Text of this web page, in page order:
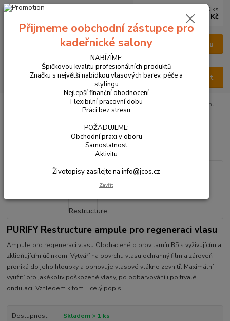
Menu
Hledat
0 ks
0 Kč
VŠECHNY PRODUKTY PURIFY - Restructure ampule 12x10 ml
PURIFY - Restructure ampule
PURIFY Restructure ampule pro regeneraci vlasu
Ampule pro regeneraci vlasu Obohacené o provitamín B5 s vyživujícím a
zklidňujícím účinkem. Vytváří na povrchu vlasu ochranný film a zároveň
proniká do jeho hloubky a obnovuje vlasové vlákno zevnitř. Maximální
využití pro jakékoliv poškozené vlasy, po odbarvování i po trvalé
ondulaci. Vzhledem k tom... celý popis
Dostupnost Skladem > 1 ks
Přijmeme oobchodní zástupce pro
kadeřnické salony
NABÍZÍME:
Špičkovou kvalitu profesionálních produktů
Značku s největší nabídkou vlasových barev, péče a
stylingu
Nejlepší finanční ohodnocení
Flexibilní pracovní dobu
Práci bez stresu
POŽADUJEME:
Obchodní praxi v oboru
Samostatnost
Aktivitu
Životopisy zasílejte na info@jcos.cz
Zavřít